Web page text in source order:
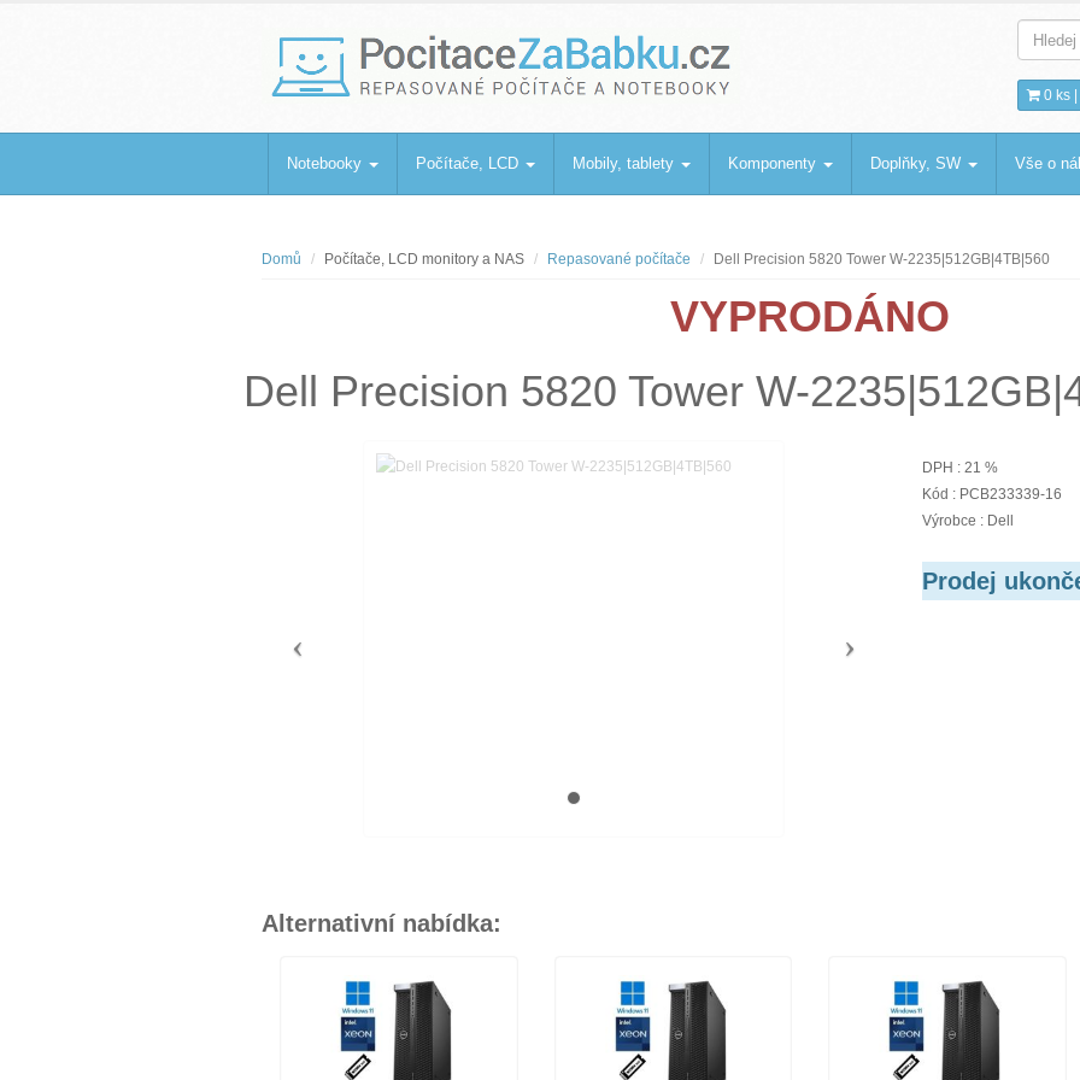
PocitaceZaBabku.cz
Repasované počítače a notebooky 0 ks |
Notebooky Počítače, LCD Mobily, tablety Komponenty Doplňky, SW Vše o
Domů Počítače, LCD monitory a NAS Repasované počítače Dell Precision 5820 Tower W-2235|512GB|4TB|560
VYPRODÁNO
Dell Precision 5820 Tower W-
DPH : 21 %
Kód : PCB233339-16
Výrobce : Dell
Prodej
Alternativní nabídka: